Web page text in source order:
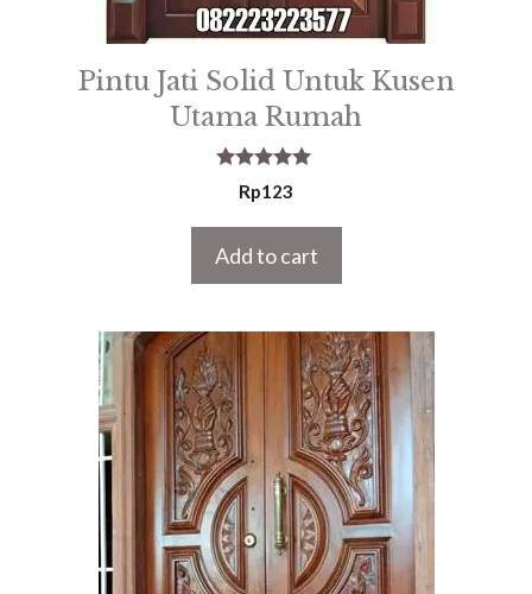
Pintu Jati Solid Untuk Kusen
Utama Rumah
5.00
out of 5
Rp123
Add to cart